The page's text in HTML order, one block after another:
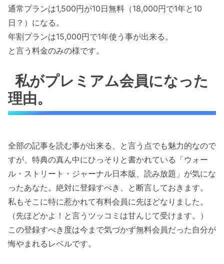
通常プランは1,500円が10日無料（18,000円で1年と10
日？）になる。
年割プランは15,000円で1年使う事が出来る。
と言う料金のみの様です。
私がプレミアム会員になった
理由。
全部の記事を読む事が出来る、と言う点でも魅力的なので
すが、特典の真ん中にひっそりと書かれている「ウォー
ル・ストリート・ジャーナル日本版、読み放題」が気にな
ったあなた。絶対に登録すべき、と断言しておきます。
私もそこに特に惹かれて有料会員に先ほどなりました。
（先ほどかよ！と言うツッコミは甘んじて受けます。）
この登録すべき度は今まで気づかず無料会員だった自分が
悔やまれるレベルです。